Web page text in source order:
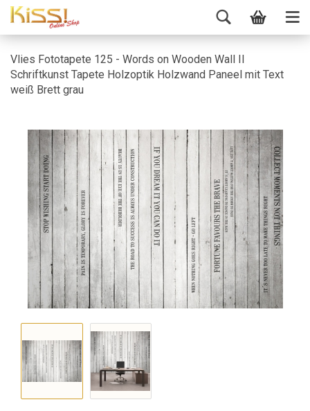
Vlies Fototapete 125 - Words on Wooden Wall II
Schriftkunst Tapete Holzoptik Holzwand Paneel mit Text
weiß Brett grau